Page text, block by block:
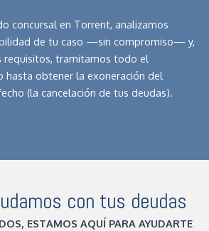
concursal en Torrent, analizamos
de tu caso —sin compromiso— y,
requisitos, tramitamos todo el
hasta obtener la exoneración del
(la cancelación de tus deudas).
con tus deudas
ESTAMOS AQUÍ PARA AYUDARTE